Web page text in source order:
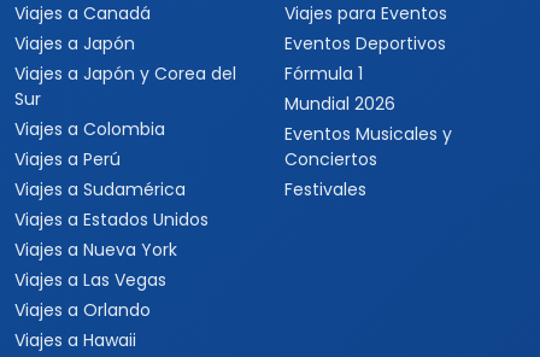
Viajes a Canadá
Viajes a Japón
Viajes a Japón y Corea del
Sur
Viajes a Colombia
Viajes a Perú
Viajes a Sudamérica
Viajes a Estados Unidos
Viajes a Nueva York
Viajes a Las Vegas
Viajes a Orlando
Viajes a Hawaii
Viajes para Eventos
Eventos Deportivos
Fórmula 1
Mundial 2026
Eventos Musicales y
Conciertos
Festivales